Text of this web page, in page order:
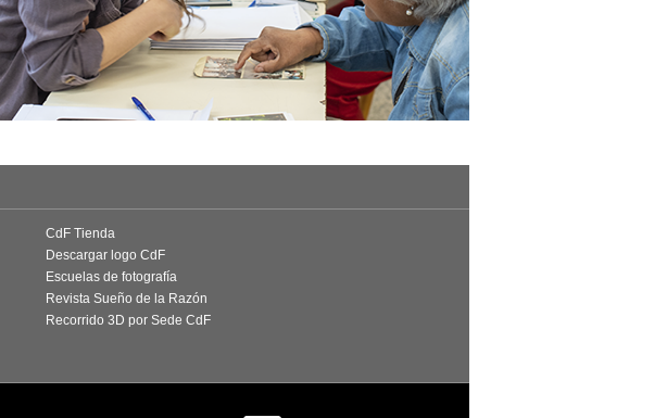
CdF Tienda
Descargar logo CdF
Escuelas de fotografía
Revista Sueño de la Razón
Recorrido 3D por Sede CdF